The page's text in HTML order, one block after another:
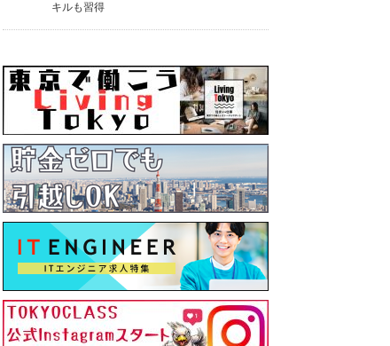
キルも習得